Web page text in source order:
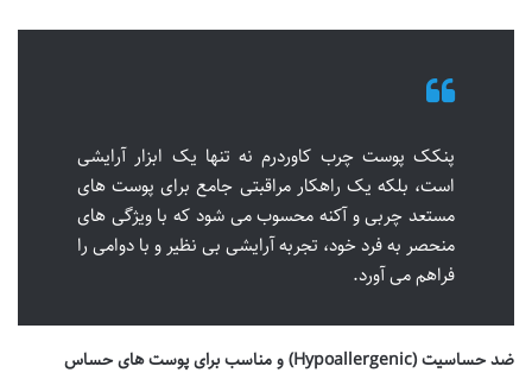
پنکک پوست چرب کاوردرم نه تنها یک ابزار آرایشی
است، بلکه یک راهکار مراقبتی جامع برای پوست های
مستعد چربی و آکنه محسوب می شود که با ویژگی های
منحصر به فرد خود، تجربه آرایشی بی نظیر و با دوامی را
فراهم می آورد.
ضد حساسیت (Hypoallergenic) و مناسب برای پوست های حساس